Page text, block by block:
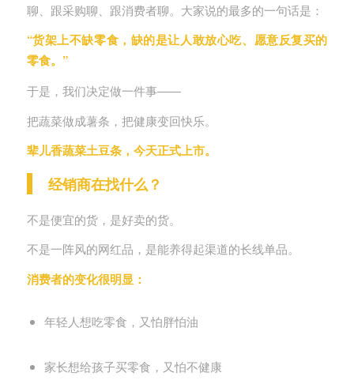
聊、跟采购聊、跟消费者聊。大家说的最多的一句话是：
“货架上不缺零食，缺的是让人敢放心吃、愿意反复买的
零食。”
于是，我们决定做一件事——
把蔬菜做成薯条，把健康变回快乐。
辈儿香蔬菜土豆条，今天正式上市。
经销商在找什么？
不是便宜的货，是好卖的货。
不是一阵风的网红品，是能养得起渠道的长线单品。
消费者的变化很明显：
年轻人想吃零食，又怕胖怕油
家长想给孩子买零食，又怕不健康